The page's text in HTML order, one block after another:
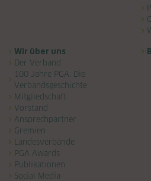
Diese Website verwendet
Wir über uns
Der Verband
100 Jahre PGA: Die
Verbandsgeschichte
Mitgliedschaft
Vorstand
Ansprechpartner
Gremien
Landesverbände
PGA Awards
Publikationen
Social Media